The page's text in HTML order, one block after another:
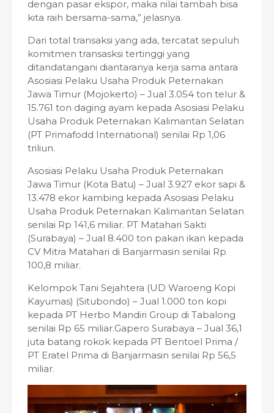
dengan pasar ekspor, maka nilai tambah bisa
kita raih bersama-sama,” jelasnya.
Dari total transaksi yang ada, tercatat sepuluh
komitmen transasksi tertinggi yang
ditandatangani diantaranya kerja sama antara
Asosiasi Pelaku Usaha Produk Peternakan
Jawa Timur (Mojokerto) – Jual 3.054 ton telur &
15.761 ton daging ayam kepada Asosiasi Pelaku
Usaha Produk Peternakan Kalimantan Selatan
(PT Primafodd International) senilai Rp 1,06
triliun.
Asosiasi Pelaku Usaha Produk Peternakan
Jawa Timur (Kota Batu) – Jual 3.927 ekor sapi &
13.478 ekor kambing kepada Asosiasi Pelaku
Usaha Produk Peternakan Kalimantan Selatan
senilai Rp 141,6 miliar. PT Matahari Sakti
(Surabaya) – Jual 8.400 ton pakan ikan kepada
CV Mitra Matahari di Banjarmasin senilai Rp
100,8 miliar.
Kelompok Tani Sejahtera (UD Waroeng Kopi
Kayumas) (Situbondo) – Jual 1.000 ton kopi
kepada PT Herbo Mandiri Group di Tabalong
senilai Rp 65 miliar.Gapero Surabaya – Jual 36,1
juta batang rokok kepada PT Bentoel Prima /
PT Eratel Prima di Banjarmasin senilai Rp 56,5
miliar.